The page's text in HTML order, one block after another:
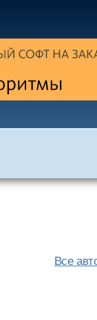
Все